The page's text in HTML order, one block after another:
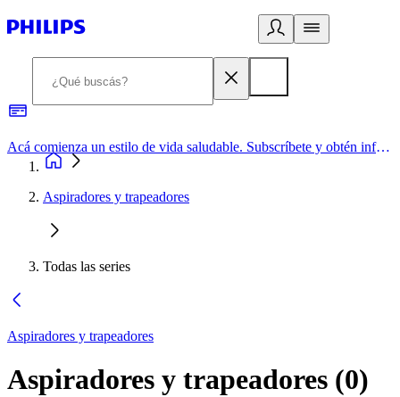
Acá comienza un estilo de vida saludable. Subscríbete y obtén información de primera mano
Aspiradores y trapeadores
Todas las series
Aspiradores y trapeadores
Aspiradores y trapeadores (0)